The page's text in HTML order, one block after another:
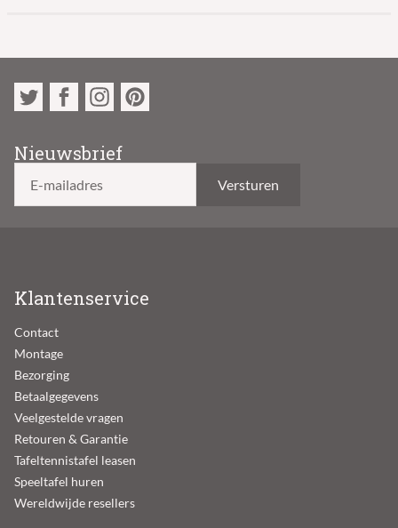
Nieuwsbrief
E-mailadres
Klantenservice
Contact
Montage
Bezorging
Betaalgegevens
Veelgestelde vragen
Retouren & Garantie
Tafeltennistafel leasen
Speeltafel huren
Wereldwijde resellers